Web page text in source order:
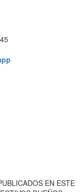
EN ESTE